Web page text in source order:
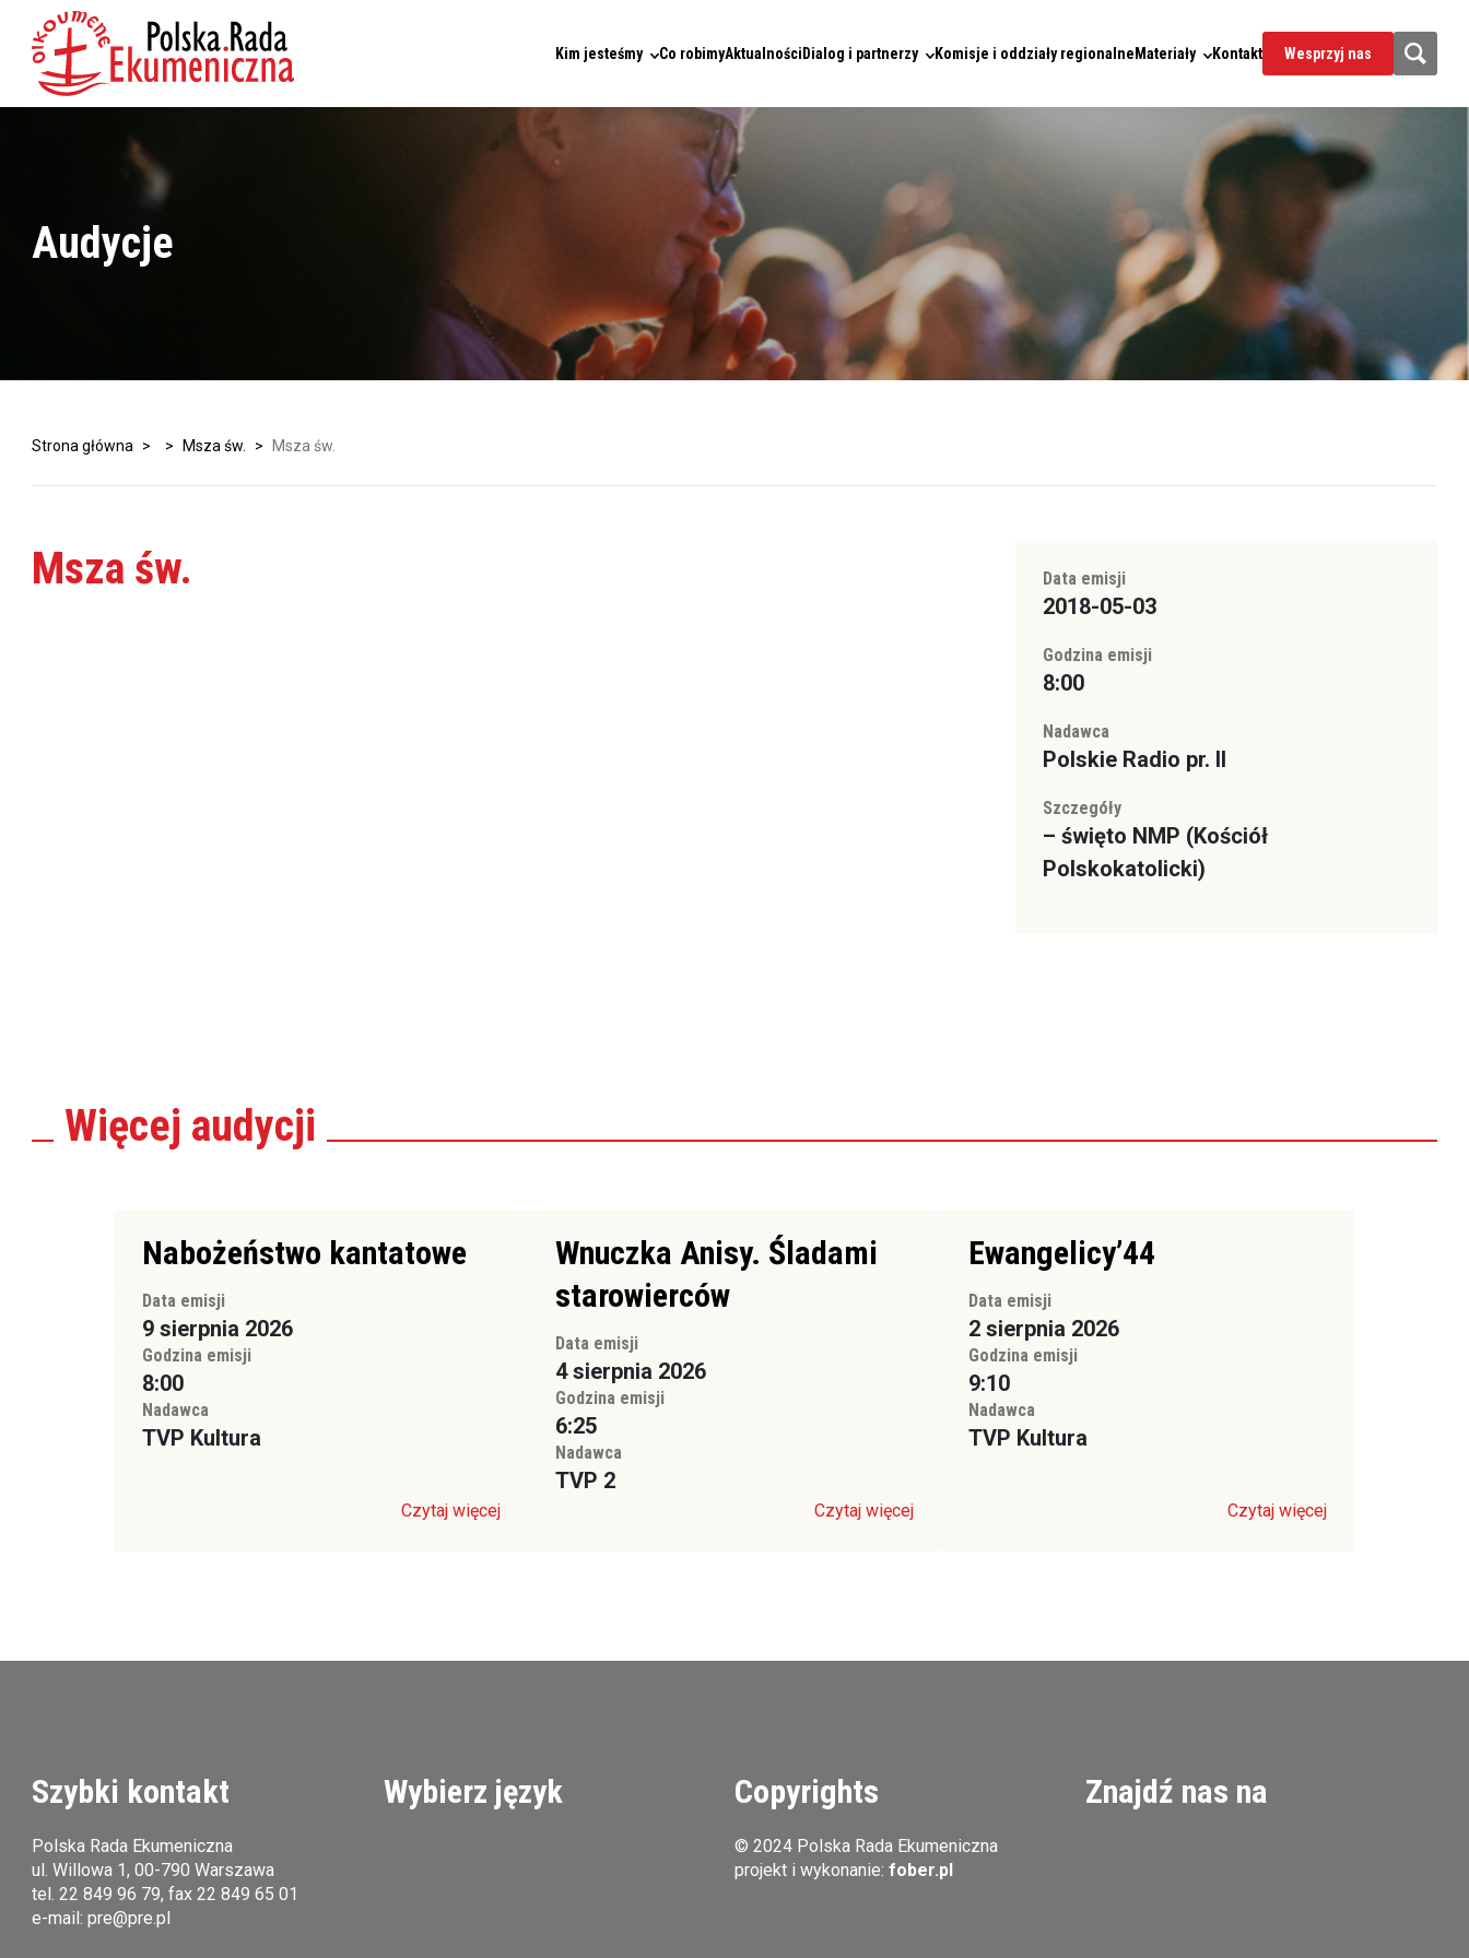
Kim jesteśmy Co robimyAktualnościDialog i partnerzy Komisje i oddziały regionalneMateriały Kontakt Wesprzyj nas
Audycje
Strona główna > > Msza św. > Msza św.
Msza św. Data emisji
2018-05-03
Godzina emisji
8:00
Nadawca
Polskie Radio pr. II
Szczegóły
– święto NMP (Kościół
Polskokatolicki)
Więcej audycji
Nabożeństwo kantatowe
Data emisji
9 sierpnia 2026
Godzina emisji
8:00
Nadawca
TVP Kultura
Czytaj więcej
Wnuczka Anisy. Śladami
starowierców
Data emisji
4 sierpnia 2026
Godzina emisji
6:25
Nadawca
TVP 2
Czytaj więcej
Ewangelicy’44
Data emisji
2 sierpnia 2026
Godzina emisji
9:10
Nadawca
TVP Kultura
Czytaj więcej
Szybki kontakt
Polska Rada Ekumeniczna
ul. Willowa 1, 00-790 Warszawa
tel.22 849 96 79, fax 22 849 65 01
e-mail:pre@pre.pl
Wybierz język Copyrights
© 2024 Polska Rada Ekumeniczna
projekt i wykonanie: fober.pl
Znajdź nas na